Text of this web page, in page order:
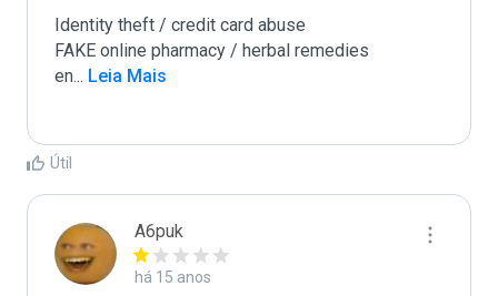
Identity theft / credit card abuse
FAKE online pharmacy / herbal remedies
en... Leia Mais
Útil
A6puk
há 15 anos